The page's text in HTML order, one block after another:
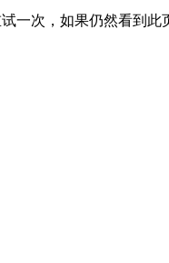
一次，如果仍然看到此